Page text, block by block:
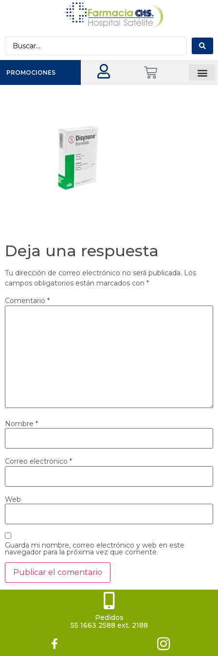
PROMOCIONES
Deja una respuesta
Tu dirección de correo electrónico no será publicada. Los
campos obligatorios están marcados con *
Comentario *
Nombre *
Correo electrónico *
Web
Guarda mi nombre, correo electrónico y web en este
navegador para la próxima vez que comente.
Pedidos
55 1663 2588 ext. 2188